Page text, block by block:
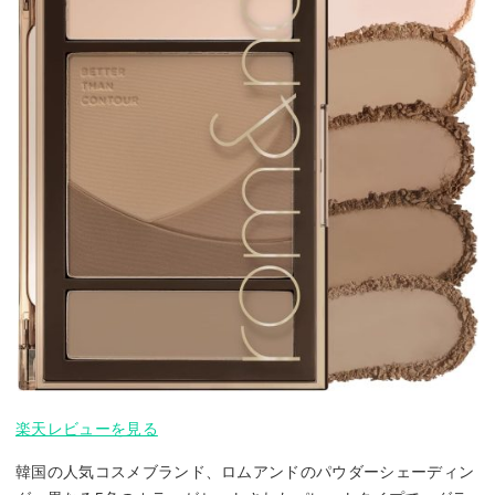
楽天レビューを見る
韓国の人気コスメブランド、ロムアンドのパウダーシェーディン